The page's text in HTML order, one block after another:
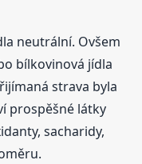
neutrální. Ovšem
bílkovinová jídla
strava byla
prospěšné látky
sacharidy,